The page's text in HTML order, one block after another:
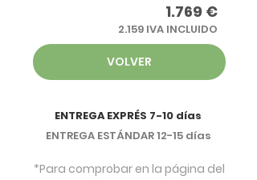
1.769 €
2.159 IVA INCLUIDO
VOLVER
ENTREGA EXPRÉS 7-10 días
ENTREGA ESTÁNDAR 12-15 días
*Para comprobar en la página del